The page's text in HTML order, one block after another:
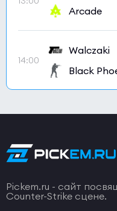
Arcade
14:00
Walczaki
Black
Pickem.ru - сайт
Counter-Strike сцене.